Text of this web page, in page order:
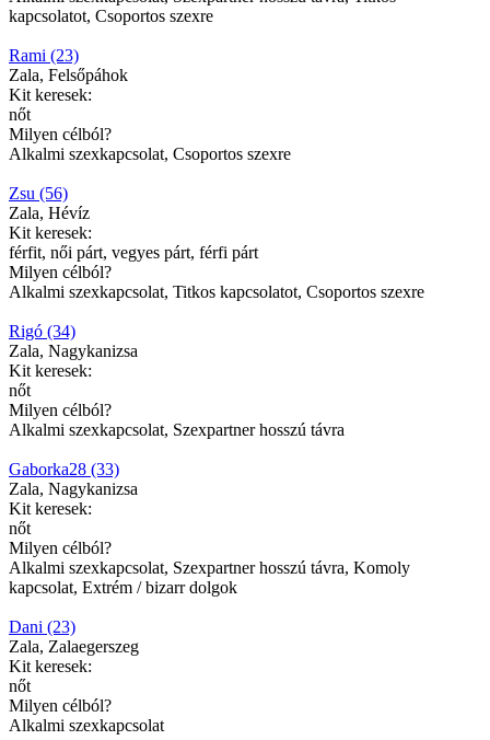
kapcsolatot, Csoportos szexre
Rami (23)
Zala, Felsőpáhok
Kit keresek:
nőt
Milyen célból?
Alkalmi szexkapcsolat, Csoportos szexre
Zsu (56)
Zala, Hévíz
Kit keresek:
férfit, női párt, vegyes párt, férfi párt
Milyen célból?
Alkalmi szexkapcsolat, Titkos kapcsolatot, Csoportos szexre
Rigó (34)
Zala, Nagykanizsa
Kit keresek:
nőt
Milyen célból?
Alkalmi szexkapcsolat, Szexpartner hosszú távra
Gaborka28 (33)
Zala, Nagykanizsa
Kit keresek:
nőt
Milyen célból?
Alkalmi szexkapcsolat, Szexpartner hosszú távra, Komoly
kapcsolat, Extrém / bizarr dolgok
Dani (23)
Zala, Zalaegerszeg
Kit keresek:
nőt
Milyen célból?
Alkalmi szexkapcsolat